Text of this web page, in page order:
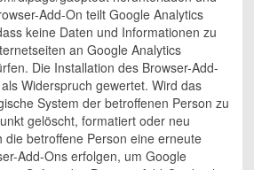
Add-On teilt Google Analytics
keine Daten und Informationen zu
an Google Analytics
Die Installation des Browser-Add-
Widerspruch gewertet. Wird das
System der betroffenen Person zu
gelöscht, formatiert oder neu
die betroffene Person eine erneute
Add-Ons erfolgen, um Google